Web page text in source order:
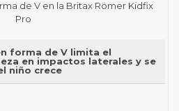
forma de V limita el
en impactos laterales y se
niño crece